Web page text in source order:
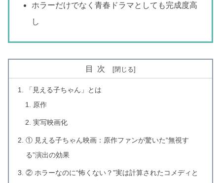
ホラーだけでなく青春ドラマとしても完成度高
し
目次
「見える子ちゃん」とは
原作
実写映画化
① 見える子ちゃん映画：原作ファンが驚いた“無視す
る”演出の効果
② ホラーなのに“怖くない？”実は計算されたコメディと